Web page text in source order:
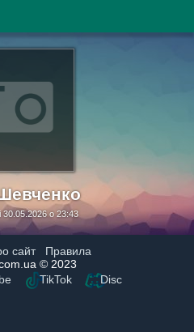
30.05.2026 о 23:43
сайт
Правила
© 2023
TikTok Disc